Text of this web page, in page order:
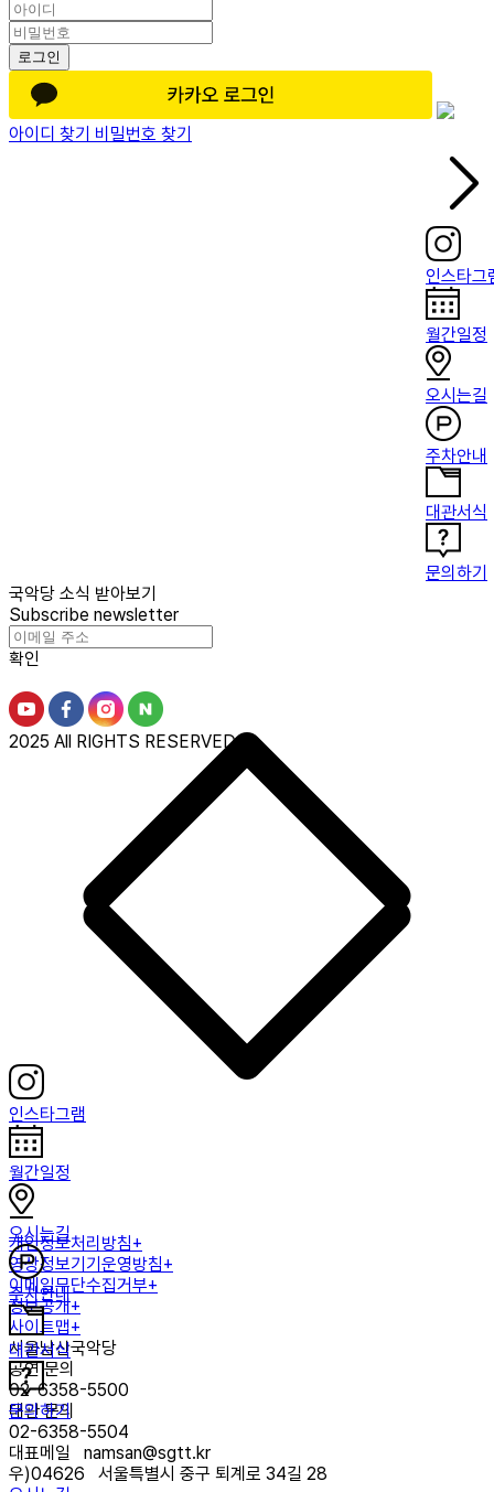
로그인
아이디 찾기 비밀번호 찾기
인스타그
월간일정
오시는길
주차안내
대관서식
문의하기
인스타그램
월간일정
오시는길
주차안내
대관서식
문의하기
국악당 소식 받아보기
Subscribe newsletter
확인
2025 All RIGHTS RESERVED.
개인정보처리방침+
영상정보기기운영방침+
이메일무단수집거부+
정보공개+
사이트맵+
서울남산국악당
공연 문의
02-6358-5500
대관 문의
02-6358-5504
대표메일 namsan@sgtt.kr
우)04626
서울특별시 중구 퇴계로 34길 28